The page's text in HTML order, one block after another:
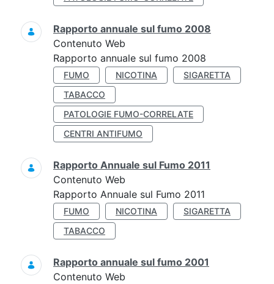
Rapporto annuale sul fumo 2008
Contenuto Web
Rapporto annuale sul fumo 2008
FUMO NICOTINA
SIGARETTA
TABACCO
PATOLOGIE FUMO-CORRELATE
CENTRI ANTIFUMO
Rapporto Annuale sul Fumo 2011
Contenuto Web
Rapporto Annuale sul Fumo 2011
FUMO NICOTINA
SIGARETTA
TABACCO
Rapporto annuale sul fumo 2001
Contenuto Web